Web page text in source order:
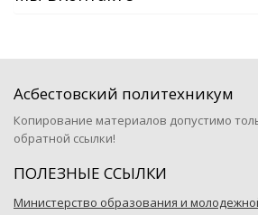
Асбестовский политехникум
Копирование материалов допустимо
обратной ссылки!
ПОЛЕЗНЫЕ ССЫЛКИ
Министерство образования и